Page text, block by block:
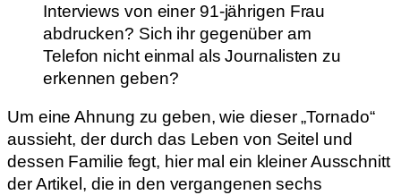
Interviews von einer 91-jährigen Frau
abdrucken? Sich ihr gegenüber am
Telefon nicht einmal als Journalisten zu
erkennen geben?
Um eine Ahnung zu geben, wie dieser „Tornado“
aussieht, der durch das Leben von Seitel und
dessen Familie fegt, hier mal ein kleiner Ausschnitt
der Artikel, die in den vergangenen sechs